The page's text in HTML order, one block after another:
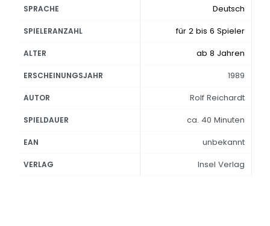
SPRACHE Deutsch
SPIELERANZAHL für 2 bis 6 Spieler
ALTER ab 8 Jahren
ERSCHEINUNGSJAHR 1989
AUTOR Rolf Reichardt
SPIELDAUER ca. 40 Minuten
EAN unbekannt
VERLAG Insel Verlag